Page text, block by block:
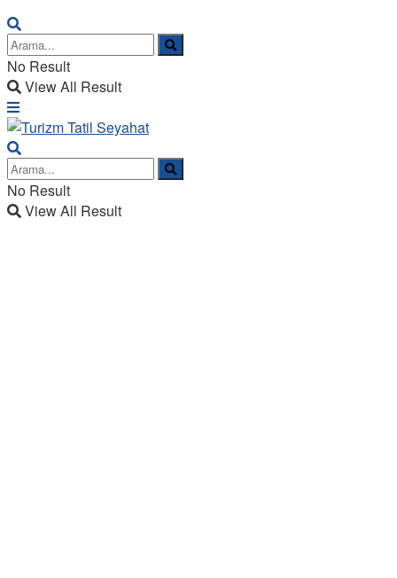
No Result
View All Result
No Result
View All Result